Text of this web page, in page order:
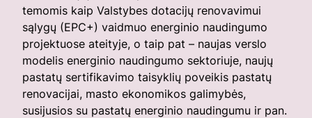
temomis kaip Valstybes dotacijų renovavimui
sąlygų (EPC+) vaidmuo energinio naudingumo
projektuose ateityje, o taip pat – naujas verslo
modelis energinio naudingumo sektoriuje, naujų
pastatų sertifikavimo taisyklių poveikis pastatų
renovacijai, masto ekonomikos galimybės,
susijusios su pastatų energinio naudingumu ir pan.